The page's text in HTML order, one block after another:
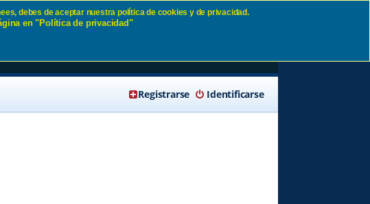
Identificarse
Registrarse
debes de aceptar nuestra política de cookies y de privacidad.
en "Política de privacidad"